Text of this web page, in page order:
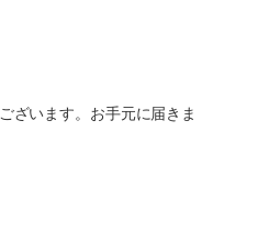
ざいます。お手元に届きま